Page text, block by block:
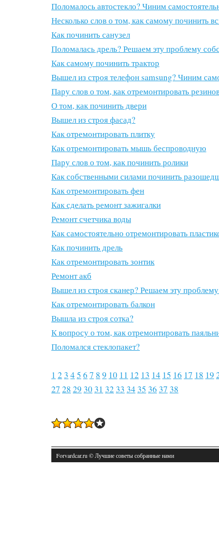
Поломалось автостекло? Чиним
Несколько слов о том, как самому починить
Как починить санузел
Поломалась дрель? Решаем эту проблему
Как самому починить трактор
Вышел из строя телефон samsung? Чиним
Пару слов о том, как отремонтировать
О том, как починить двери
Вышел из строя фасад?
Как отремонтировать плитку
Как отремонтировать мышь беспроводную
Пару слов о том, как починить ролики
Как собственными силами починить
Как отремонтировать фен
Как сделать ремонт зажигалки
Ремонт счетчика воды
Как самостоятельно отремонтировать
Как починить дрель
Как отремонтировать зонтик
Ремонт акб
Вышел из строя сканер? Решаем эту
Как отремонтировать балкон
Вышла из строя сотка?
К вопросу о том, как отремонтировать
Поломался стеклопакет?
1 2 3 45 6 7 8 9 10 11 12 13 14 15 16 17 18 19
27 28 29 30 31 32 33 34 35 36 37 38
Forvardcar.ru © Лучшие советы собранные нами